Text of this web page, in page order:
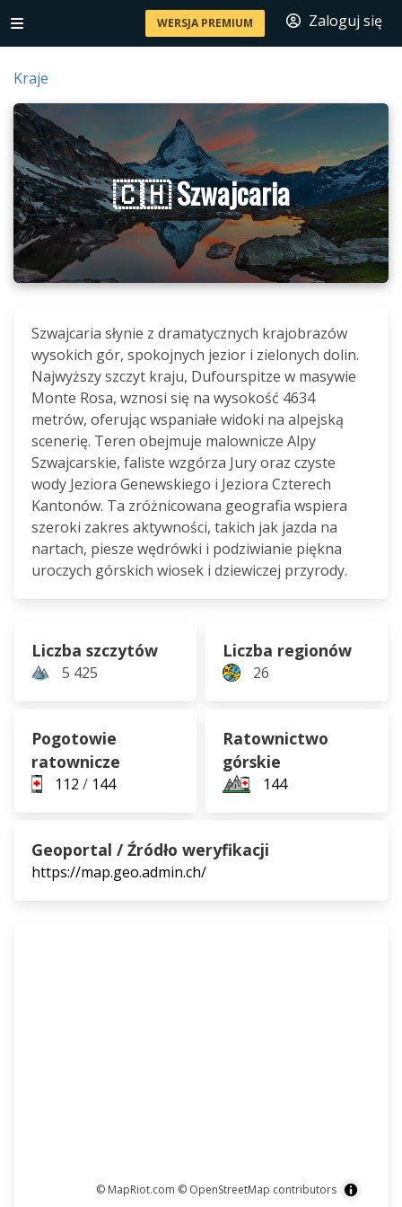
WERSJA PREMIUM Zaloguj się
Kraje
🇨🇭 Szwajcaria
Szwajcaria słynie z dramatycznych krajobrazów
wysokich gór, spokojnych jezior i zielonych dolin.
Najwyższy szczyt kraju, Dufourspitze w masywie
Monte Rosa, wznosi się na wysokość 4634
metrów, oferując wspaniałe widoki na alpejską
scenerię. Teren obejmuje malownicze Alpy
Szwajcarskie, faliste wzgórza Jury oraz czyste
wody Jeziora Genewskiego i Jeziora Czterech
Kantonów. Ta zróżnicowana geografia wspiera
szeroki zakres aktywności, takich jak jazda na
nartach, piesze wędrówki i podziwianie piękna
uroczych górskich wiosek i dziewiczej przyrody.
Liczba szczytów
5 425
Liczba regionów
26
Pogotowie
ratownicze
112 / 144
Ratownictwo
górskie
144
Geoportal / Źródło weryfikacji
https://map.geo.admin.ch/
© MapRiot.com © OpenStreetMap contributors